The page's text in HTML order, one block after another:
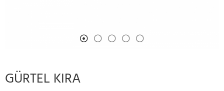
GÜRTEL KIRA